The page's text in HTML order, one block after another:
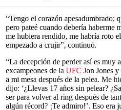
“Tengo el corazón apesadumbrado;
pero pateé cuando debería haberme
me hubiera rendido, me habría roto
empezado a crujir”, continuó.
“La decepción de perder así es muy
excampeones de la UFC Jon Jones
a mi mesa después de la pelea. Me
dijo: ‘¿Llevas 17 años sin pelear?
ser para volver al ring después de
algún récord? ¡Te admiro!’. Eso era